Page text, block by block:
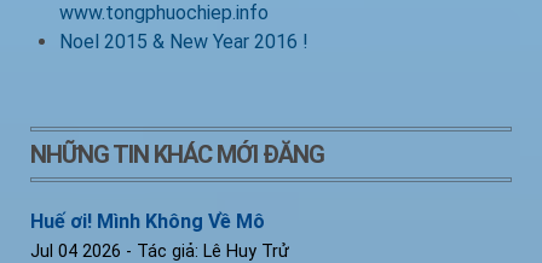
www.tongphuochiep.info
Noel 2015 & New Year 2016 !
NHỮNG TIN KHÁC MỚI ĐĂNG
Huế ơi! Mình Không Về Mô
Jul 04 2026 - Tác giả: Lê Huy Trử